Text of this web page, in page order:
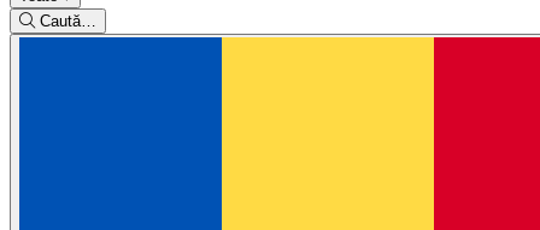
Caută…